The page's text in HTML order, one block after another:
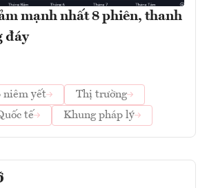
mạnh nhất 8 phiên, thanh
đáy
niêm yết
Thị trường
tế Khung pháp lý